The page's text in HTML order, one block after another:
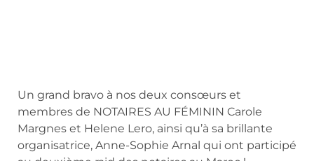
Un grand bravo à nos deux consœurs et
membres de NOTAIRES AU FÉMININ Carole
Margnes et Helene Lero, ainsi qu’à sa brillante
organisatrice, Anne-Sophie Arnal qui ont participé